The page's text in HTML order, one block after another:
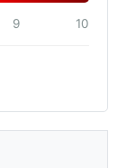
9 10